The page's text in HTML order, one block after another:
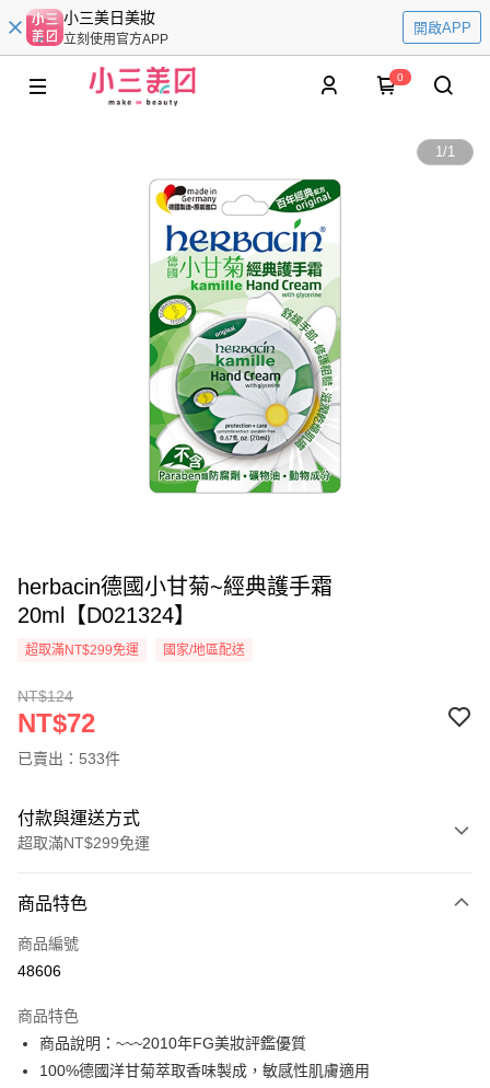
小三美日美妝
立刻使用官方APP
開啟APP
0
1/1
herbacin德國小甘菊~經典護手霜
20ml【D021324】
超取滿NT$299免運 國家/地區配送
NT$124
NT$72
已賣出：533件
付款與運送方式
超取滿NT$299免運
信用卡一次付款
超商取貨付款
Apple Pay
街口支付
商品特色
商品編號
48606
商品特色
商品說明：~~~2010年FG美妝評鑑優質
100%德國洋甘菊萃取香味製成，敏感性肌膚適用